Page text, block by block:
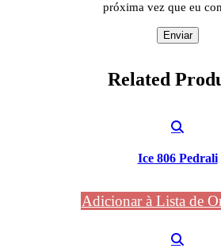
próxima vez que eu
Related
Ice 806 Pedrali
Adicionar à Lista de